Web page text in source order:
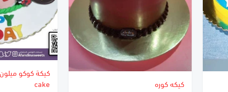
كيكه كوره
cake